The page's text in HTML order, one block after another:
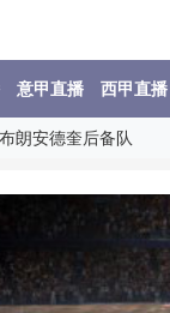
意甲直播 西甲直播
朗安德奎后备队